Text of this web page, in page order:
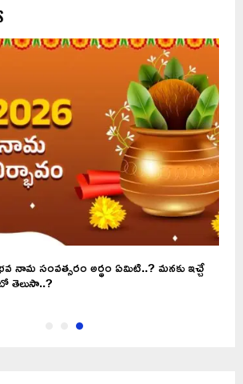
నామ సంవత్సరం అర్థం ఏమిటి..? మనకు ఇచ్చే
తెలుసా..?